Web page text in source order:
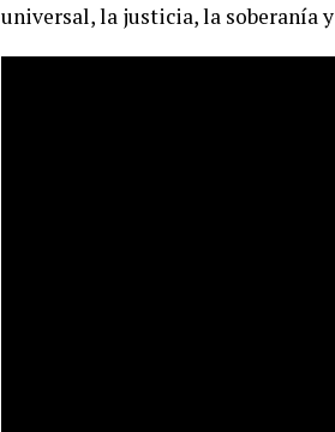
universal, la justicia, la soberanía y